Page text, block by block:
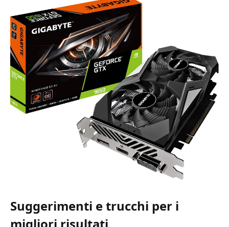
Suggerimenti e trucchi per i
migliori risultati